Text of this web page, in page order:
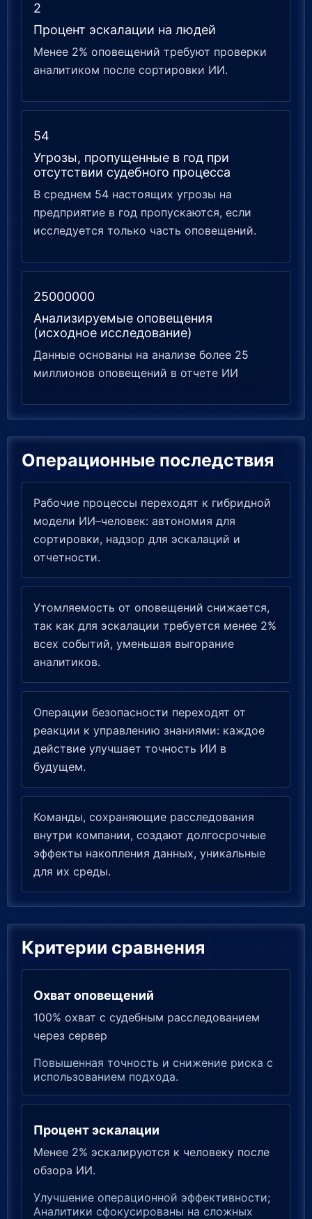
2
Процент эскалации на людей
Менее 2% оповещений требуют проверки
аналитиком после сортировки ИИ.
54
Угрозы, пропущенные в год при
отсутствии судебного процесса
В среднем 54 настоящих угрозы на
предприятие в год пропускаются, если
исследуется только часть оповещений.
25000000
Анализируемые оповещения
(исходное исследование)
Данные основаны на анализе более 25
миллионов оповещений в отчете ИИ
Операционные последствия
Рабочие процессы переходят к гибридной
модели ИИ–человек: автономия для
сортировки, надзор для эскалаций и
отчетности.
Утомляемость от оповещений снижается,
так как для эскалации требуется менее 2%
всех событий, уменьшая выгорание
аналитиков.
Операции безопасности переходят от
реакции к управлению знаниями: каждое
действие улучшает точность ИИ в
будущем.
Команды, сохраняющие расследования
внутри компании, создают долгосрочные
эффекты накопления данных, уникальные
для их среды.
Критерии сравнения
Охват оповещений
100% охват с судебным расследованием
через сервер
Повышенная точность и снижение риска с
использованием подхода.
Процент эскалации
Менее 2% эскалируются к человеку после
обзора ИИ.
Улучшение операционной эффективности;
Аналитики сфокусированы на сложных